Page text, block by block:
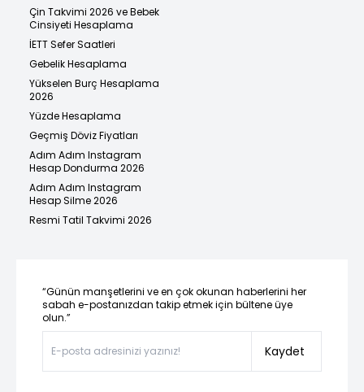
Çin Takvimi 2026 ve Bebek
Cinsiyeti Hesaplama
İETT Sefer Saatleri
Gebelik Hesaplama
Yükselen Burç Hesaplama
2026
Yüzde Hesaplama
Geçmiş Döviz Fiyatları
Adım Adım Instagram
Hesap Dondurma 2026
Adım Adım Instagram
Hesap Silme 2026
Resmi Tatil Takvimi 2026
“Günün manşetlerini ve en çok okunan haberlerini her
sabah e-postanızdan takip etmek için bültene üye
olun.”
Kaydet